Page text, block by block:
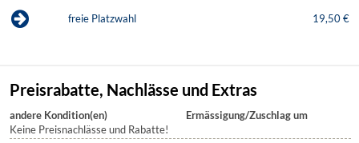
freie Platzwahl 19,50 €
Preisrabatte, Nachlässe und Extras
andere Kondition(en)
Ermässigung/Zuschlag um
Keine Preisnachlässe und Rabatte!